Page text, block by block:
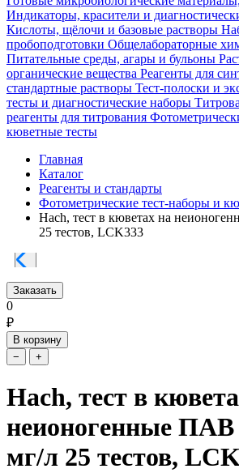
Индикаторы, красители и
Кислоты, щёлочи и базовые растворы
пробоподготовки Общелабораторные
Питательные среды, агары и бульоны
органические вещества Реагенты для
стандартные растворы Тест-полоски и
тесты и диагностические наборы
реагенты для титрования
кюветные тесты
Главная
Каталог
Реагенты и стандарты
Фотометрические тест-наборы и
Hach, тест в кюветах на
25 тестов, LCK333
Заказать
0
₽
В корзину
−
+
Hach, тест в
неионогенные ПАВ
мг/л 25 тестов,